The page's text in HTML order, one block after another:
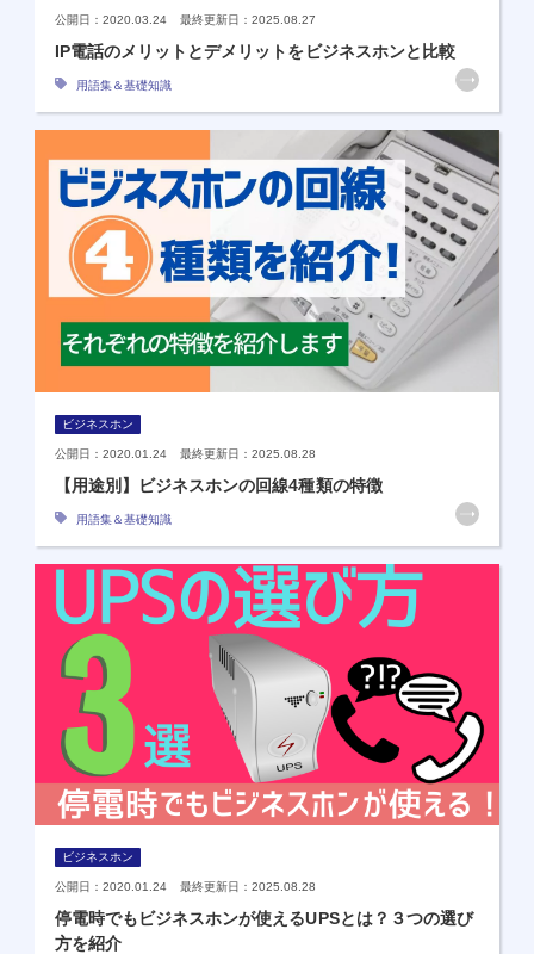
公開日：2020.03.24 最終更新日：2025.08.27
IP電話のメリットとデメリットをビジネスホンと比較
用語集＆基礎知識
ビジネスホン
公開日：2020.01.24 最終更新日：2025.08.28
【用途別】ビジネスホンの回線4種類の特徴
用語集＆基礎知識
ビジネスホン
公開日：2020.01.24 最終更新日：2025.08.28
停電時でもビジネスホンが使えるUPSとは？３つの選び
方を紹介